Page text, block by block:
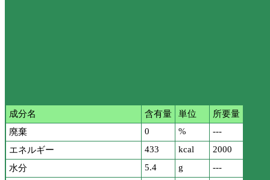
成分名 含有量 単位
所要量
廃棄
0 %
---
エネルギー
433 kcal
2000
水分
5.4 g
---